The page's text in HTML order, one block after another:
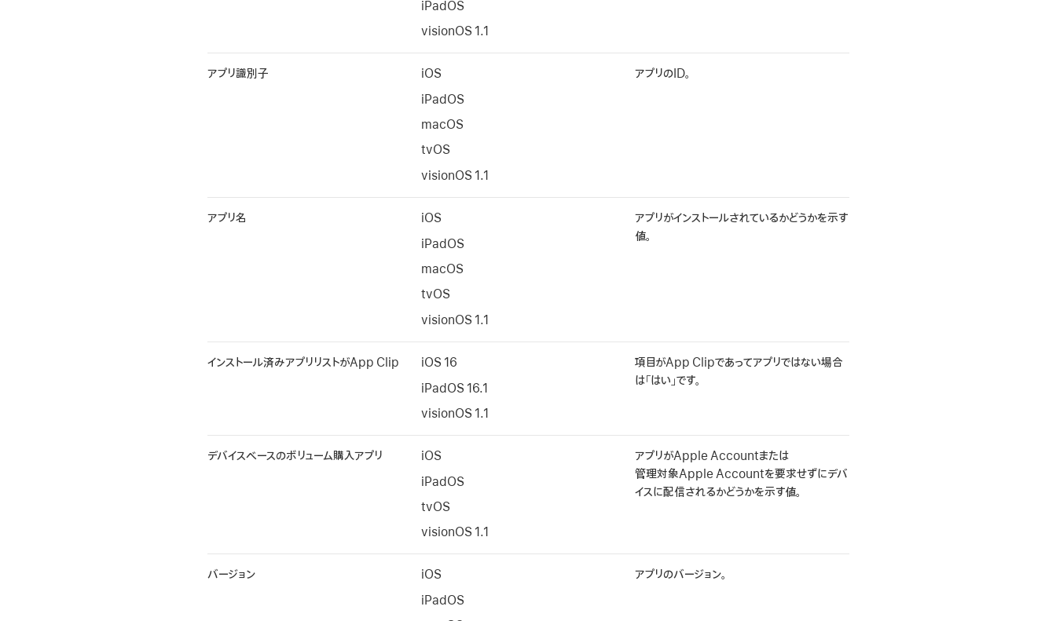
iPadOS
visionOS 1.1
アプリ識別子
iOS
iPadOS
macOS
tvOS
visionOS 1.1
アプリのID。
アプリ名
iOS
iPadOS
macOS
tvOS
visionOS 1.1
アプリがインストールされているかどうかを示す
値。
インストール済みアプリリストがApp Clip
iOS 16
iPadOS 16.1
visionOS 1.1
項目がApp Clipであってアプリではない場合
は「はい」です。
デバイスベースのボリューム購入アプリ
iOS
iPadOS
tvOS
visionOS 1.1
アプリがApple Accountまたは
管理対象Apple Accountを要求せずにデバ
イスに配信されるかどうかを示す値。
バージョン
iOS
iPadOS
アプリのバージョン。